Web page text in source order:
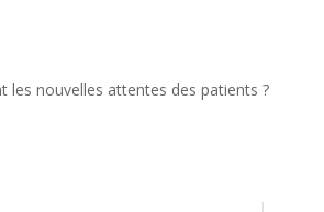
les nouvelles attentes des patients ?